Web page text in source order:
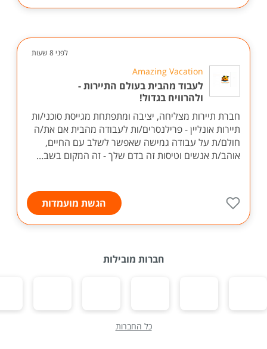
לפני 8 שעות
Amazing Vacation
לעבוד מהבית בעולם התיירות -
ולהרוויח בגדול!
חברת תיירות מצליחה, יציבה ומתפתחת מגייסת סוכני/ות
תיירות אונליין - פרילנסרים/ות לעבודה מהבית אם את/ה
חולם/ת על עבודה גמישה שאפשר לשלב עם החיים,
אוהב/ת אנשים וטיסות זה בדם שלך - זה המקום בשב...
הגשת מועמדות
חברות מובילות
כל החברות